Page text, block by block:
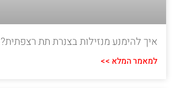
איך להימנע מנזילות בצנרת תת רצפתית?
למאמר המלא >>